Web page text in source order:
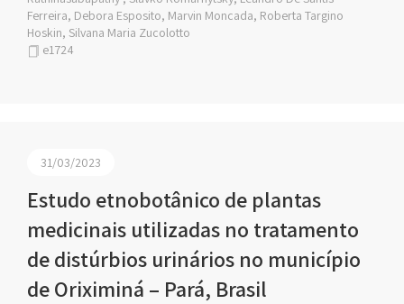
Ferreira, Debora Esposito, Marvin Moncada, Roberta Targino
Hoskin, Silvana Maria Zucolotto
e1724
31/03/2023
Estudo etnobotânico de plantas
medicinais utilizadas no tratamento
de distúrbios urinários no município
de Oriximiná – Pará, Brasil